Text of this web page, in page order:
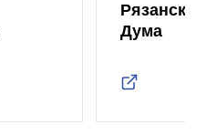
Дума